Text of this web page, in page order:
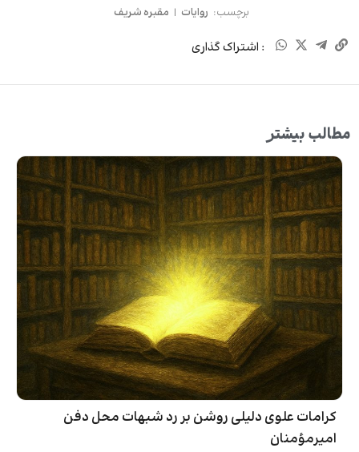
برچسب: روایات | مقبره شریف
: اشتراک گذاری
مطالب بیشتر
کرامات علوی دلیلی روشن بر رد شبهات محل دفن
امیرمؤمنان